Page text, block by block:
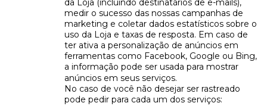
da Loja (incluindo destinatários de e-mails),
medir o sucesso das nossas campanhas de
marketing e coletar dados estatísticos sobre o
uso da Loja e taxas de resposta. Em caso de
ter ativa a personalização de anúncios em
ferramentas como Facebook, Google ou Bing,
a informação pode ser usada para mostrar
anúncios em seus serviços.
No caso de você não desejar ser rastreado
pode pedir para cada um dos serviços: